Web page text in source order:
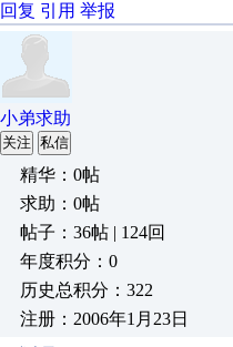
回复 引用 举报
小弟求助
关注 私信
精华：0帖
求助：0帖
帖子：36帖 | 124回
年度积分：0
历史总积分：322
注册：2006年1月23日